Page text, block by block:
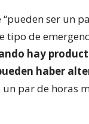
ser un
tipo de
hay
haber
un par de horas